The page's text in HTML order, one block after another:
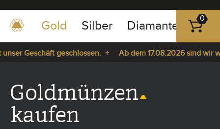
0351
-
43
Gold Silber Diamanten
0
Geschäft geschlossen. +
Ab dem 17.08.2026 sind wir
Goldmünzen
kaufen